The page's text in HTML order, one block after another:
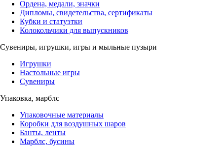
Ордена, медали, значки
Дипломы, свидетельства, сертификаты
Кубки и статуэтки
Колокольчики для выпускников
Сувениры, игрушки, игры и мыльные пузыри
Игрушки
Настольные игры
Сувениры
Упаковка, марблс
Упаковочные материалы
Коробки для воздушных шаров
Банты, ленты
Марблс, бусины